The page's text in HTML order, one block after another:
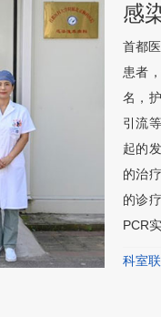
感
首都
患者
名，
引流
起的
的治
的诊
PCR
科室